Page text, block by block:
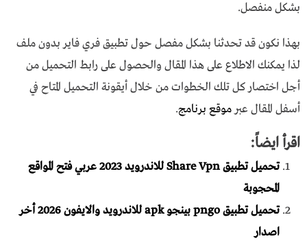
بشكل منفصل.
بهذا نكون قد تحدثنا بشكل مفصل حول تطبيق فري فاير بدون ملف
لذا يمكنك الاطلاع على هذا المقال والحصول على رابط التحميل من
أجل اختصار كل تلك الخطوات من خلال أيقونة التحميل المتاح في
أسفل المقال عبر موقع برنامج.
اقرأ ايضاً:
تحميل تطبيق Share Vpn للاندرويد 2023 عربي فتح المواقع
المحجوبة
تحميل تطبيق pngo بينجو apk للاندرويد والايفون 2026 أخر
اصدار